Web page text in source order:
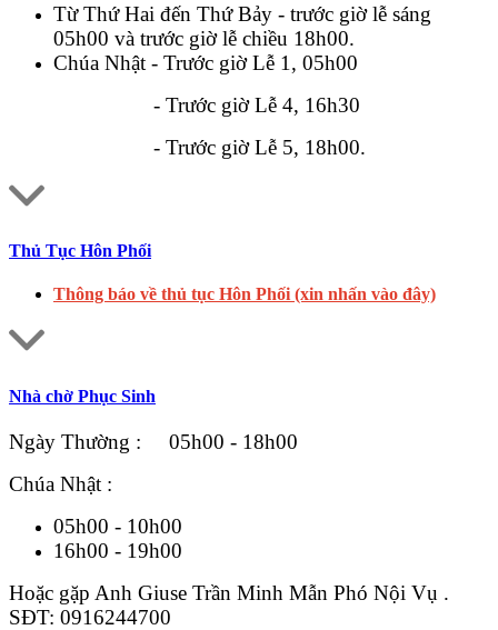
Từ Thứ Hai đến Thứ Bảy - trước giờ lễ sáng
05h00 và trước giờ lễ chiều 18h00.
Chúa Nhật - Trước giờ Lễ 1, 05h00
- Trước giờ Lễ 4, 16h30
- Trước giờ Lễ 5, 18h00.
Thủ Tục Hôn Phối
Thông báo về thủ tục Hôn Phối (xin nhấn vào đây)
Nhà chờ Phục Sinh
Ngày Thường : 05h00 - 18h00
Chúa Nhật :
05h00 - 10h00
16h00 - 19h00
Hoặc gặp Anh Giuse Trần Minh Mẫn Phó Nội Vụ .
SĐT: 0916244700